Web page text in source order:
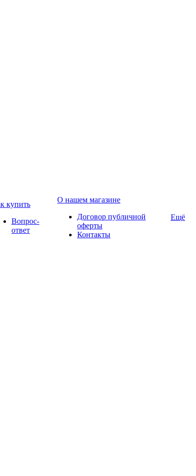
купить
Вопрос-
ответ
О нашем магазине
Договор публичной
оферты
Контакты
Ещё